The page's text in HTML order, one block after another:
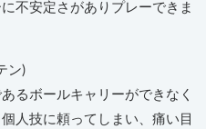
不安定さがありプレーできま
ン)
るボールキャリーができなく
人技に頼ってしまい、痛い目